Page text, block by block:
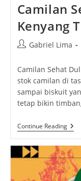
Camilan
Kenyang
PostGabriel Lima
Camilan Sehat
stok camilan di
sampai biskuit
tetap bikin
Continue Reading